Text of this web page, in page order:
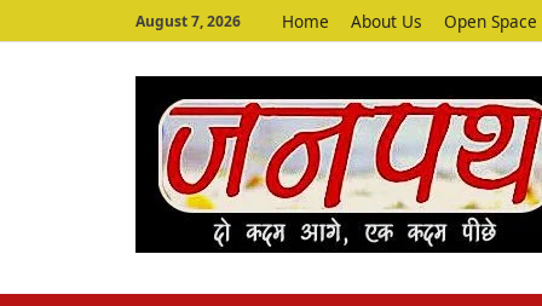
August 7, 2026 Home About Us Open Space